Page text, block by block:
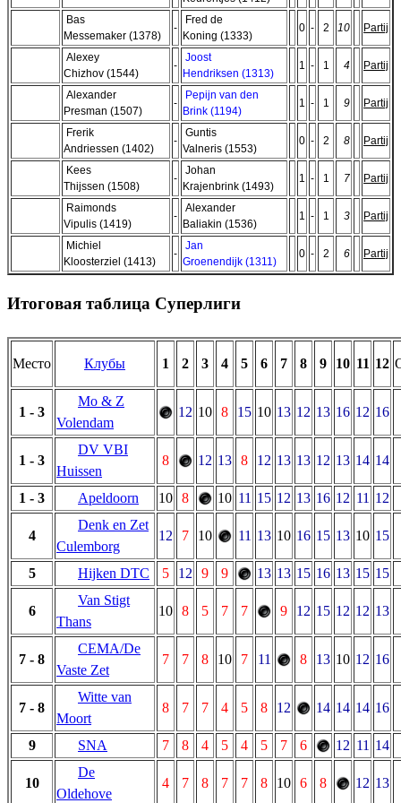
Bas
Messemaker (1378)
-
Fred de
Koning (1333)
0 - 2 10 Partij
Alexey
Chizhov (1544)
-
Joost
Hendriksen (1313)
1 - 1 4 Partij
Alexander
Presman (1507)
-
Pepijn van den
Brink (1194)
1 - 1 9 Partij
Frerik
Andriessen (1402)
-
Guntis
Valneris (1553)
0 - 2 8 Partij
Kees
Thijssen (1508)
-
Johan
Krajenbrink (1493)
1 - 1 7 Partij
Raimonds
Vipulis (1419)
-
Alexander
Baliakin (1536)
1 - 1 3 Partij
Michiel
Kloosterziel (1413)
-
Jan
Groenendijk (1311)
0 - 2 6 Partij
Итоговая таблица Суперлиги
Место Клубы 1 2 3 4 5 6 7 8 9 10 11 12
1 - 3
Mo & Z
Volendam
12 10 8 15 10 13 12 13 16 12 16
1 - 3
DV VBI
Huissen
8 12 13 8 12 13 13 12 13 14 14
1 - 3 Apeldoorn 10 8 10 11 15 12 13 16 12 11 12
4
Denk en Zet
Culemborg
12 7 10 11 13 10 16 15 13 10 15
5 Hijken DTC 5 12 9 9 13 13 15 16 13 15 15
6
Van Stigt
Thans
10 8 5 7 7 9 12 15 12 12 13
7 - 8
CEMA/De
Vaste Zet
7 7 8 10 7 11 8 13 10 12 16
7 - 8
Witte van
Moort
8 7 7 4 5 8 12 14 14 14 16
9 SNA 7 8 4 5 4 5 7 6 12 11 14
10
De
Oldehove
4 7 8 7 7 8 10 6 8 12 13